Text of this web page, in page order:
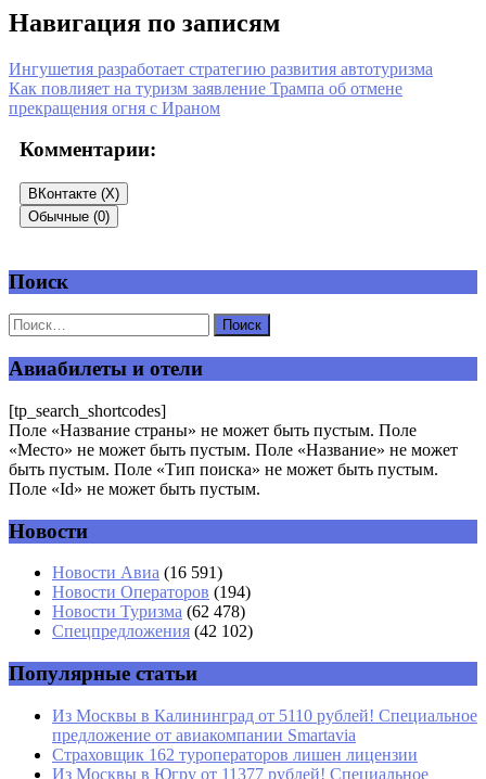
Навигация по записям
Ингушетия разработает стратегию развития автотуризма
Как повлияет на туризм заявление Трампа об отмене
прекращения огня с Ираном
Комментарии:
ВКонтакте (X)
Обычные (0)
Добавить комментарий
Ваш адрес email не будет опубликован.
Имя *
Email*
Поиск
Авиабилеты и отели
[tp_search_shortcodes]
Поле «Название страны» не может быть пустым. Поле
«Место» не может быть пустым. Поле «Название» не может
быть пустым. Поле «Тип поиска» не может быть пустым.
Поле «Id» не может быть пустым.
Новости
Новости Авиа (16 591)
Новости Операторов (194)
Новости Туризма (62 478)
Спецпредложения (42 102)
Популярные статьи
Из Москвы в Калининград от 5110 рублей! Специальное
предложение от авиакомпании Smartavia
Страховщик 162 туроператоров лишен лицензии
Из Москвы в Югру от 11377 рублей! Специальное